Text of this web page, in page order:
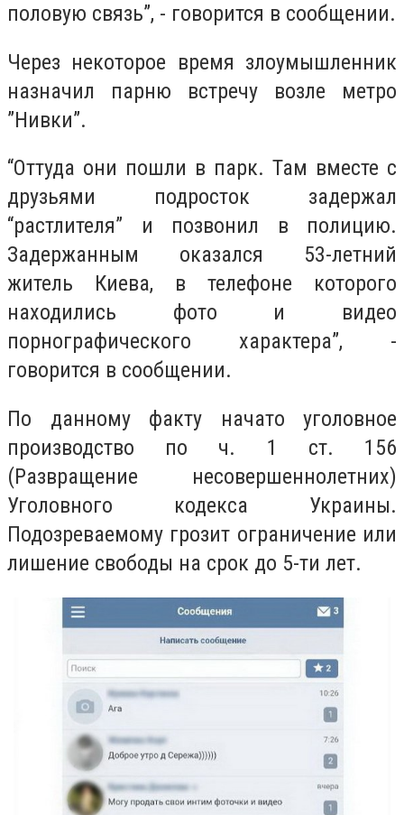
половую связь”, - говорится в сообщении.
Через некоторое время злоумышленник
назначил парню встречу возле метро
”Нивки”.
“Оттуда они пошли в парк. Там вместе с
друзьями подросток задержал
“растлителя” и позвонил в полицию.
Задержанным оказался 53-летний
житель Киева, в телефоне которого
находились фото и видео
порнографического характера”, -
говорится в сообщении.
По данному факту начато уголовное
производство по ч. 1 ст. 156
(Развращение несовершеннолетних)
Уголовного кодекса Украины.
Подозреваемому грозит ограничение или
лишение свободы на срок до 5-ти лет.